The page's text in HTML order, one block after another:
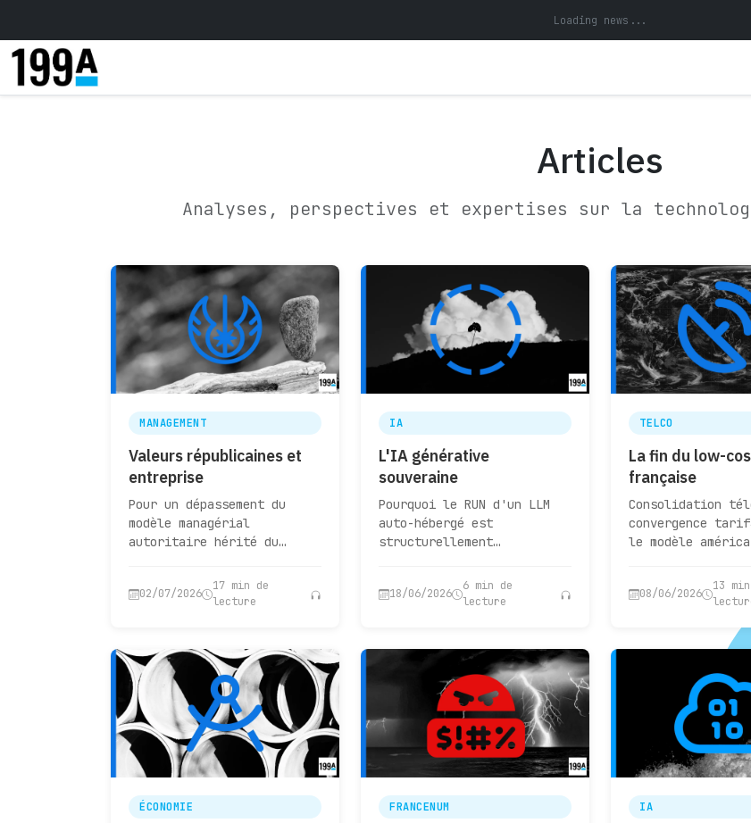
Loading news...
Articles
Analyses, perspectives et expertises sur la
MANAGEMENT
Valeurs républicaines et
entreprise
Pour un dépassement du
modèle managérial
autoritaire hérité du
02/07/2026
17 min de
lecture
IA
L'IA générative
souveraine
Pourquoi le RUN d'un LLM
auto-hébergé est
structurellement
18/06/2026
6 min de
lecture
TELCO
La fin du low-
française
Consolidation
convergence
le modèle
08/06/2026
13
ÉCONOMIE FRANCENUM IA